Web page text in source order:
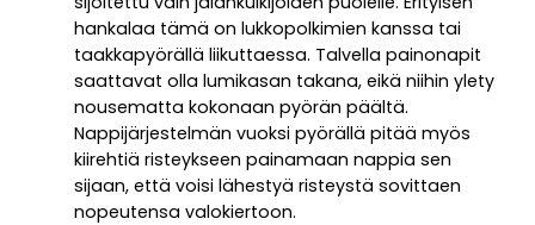
hankalaa tämä on lukkopolkimien kanssa tai
taakkapyörällä liikuttaessa. Talvella painonapit
saattavat olla lumikasan takana, eikä niihin ylety
nousematta kokonaan pyörän päältä.
Nappijärjestelmän vuoksi pyörällä pitää myös
kiirehtiä risteykseen painamaan nappia sen
sijaan, että voisi lähestyä risteystä sovittaen
nopeutensa valokiertoon.